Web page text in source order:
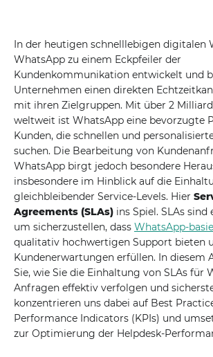
In der heutigen schnelllebigen digitalen
WhatsApp zu einem Eckpfeiler der
Kundenkommunikation entwickelt und
Unternehmen einen direkten
mit ihren Zielgruppen. Mit über 2
weltweit ist WhatsApp eine bevorzugte
Kunden, die schnellen und
suchen. Die Bearbeitung von
WhatsApp birgt jedoch besondere
insbesondere im Hinblick auf die
gleichbleibender Service-Levels. Hier
Agreements (SLAs) ins Spiel. SLAs sind
um sicherzustellen, dass WhatsApp-
qualitativ hochwertigen Support bieten
Kundenerwartungen erfüllen. In diesem
Sie, wie Sie die Einhaltung von SLAs für
Anfragen effektiv verfolgen und
konzentrieren uns dabei auf Best
Performance Indicators (KPIs) und
zur Optimierung der Helpdesk-